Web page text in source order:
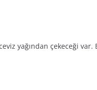
yağından çekeceği